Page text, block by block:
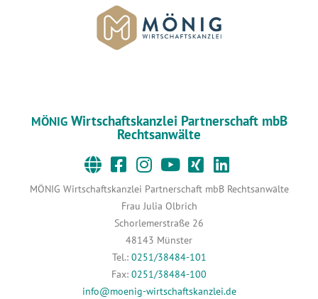
MÖNIGWirtschaftskanzlei Partnerschaft mbB
Rechtsanwälte
MÖNIG Wirtschaftskanzlei Partnerschaft mbB Rechtsanwälte
Frau Julia Olbrich
Schorlemerstraße 26
48143 Münster
Tel.: 0251/38484-101
Fax: 0251/38484-100
info@moenig-wirtschaftskanzlei.de